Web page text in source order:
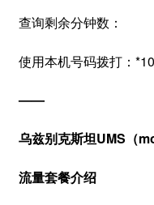
查询剩余分钟数：
使用本机号码拨打：
——
乌兹别克斯坦UMS（
流量套餐介绍